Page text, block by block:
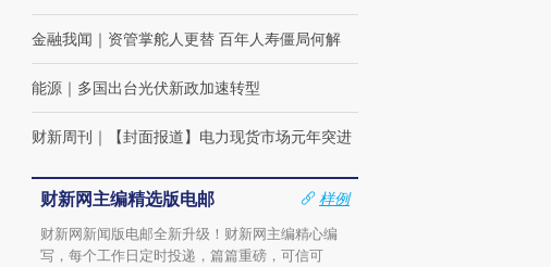
金融我闻 ｜ 资管掌舵人更替 百年人寿僵局何解
能源 ｜ 多国出台光伏新政加速转型
财新周刊 ｜ 【封面报道】电力现货市场元年突进
财新网主编精选版电邮
样例
财新网新闻版电邮全新升级！财新网主编精心编
写，每个工作日定时投递，篇篇重磅，可信可